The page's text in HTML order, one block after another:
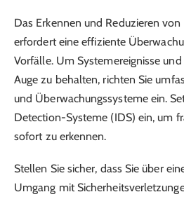
Das Erkennen und Reduzieren von
erfordert eine effiziente
Vorfälle. Um Systemereignisse
Auge zu behalten, richten Sie
und Überwachungssysteme ein.
Detection-Systeme (IDS) ein, um
sofort zu erkennen.
Stellen Sie sicher, dass Sie über
Umgang mit